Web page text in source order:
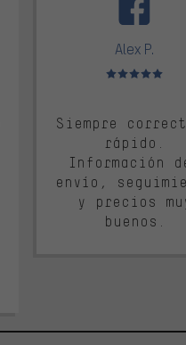
Alex P.
Valoración
Siempre
rápido.
Información
envío,
y precios
buenos.